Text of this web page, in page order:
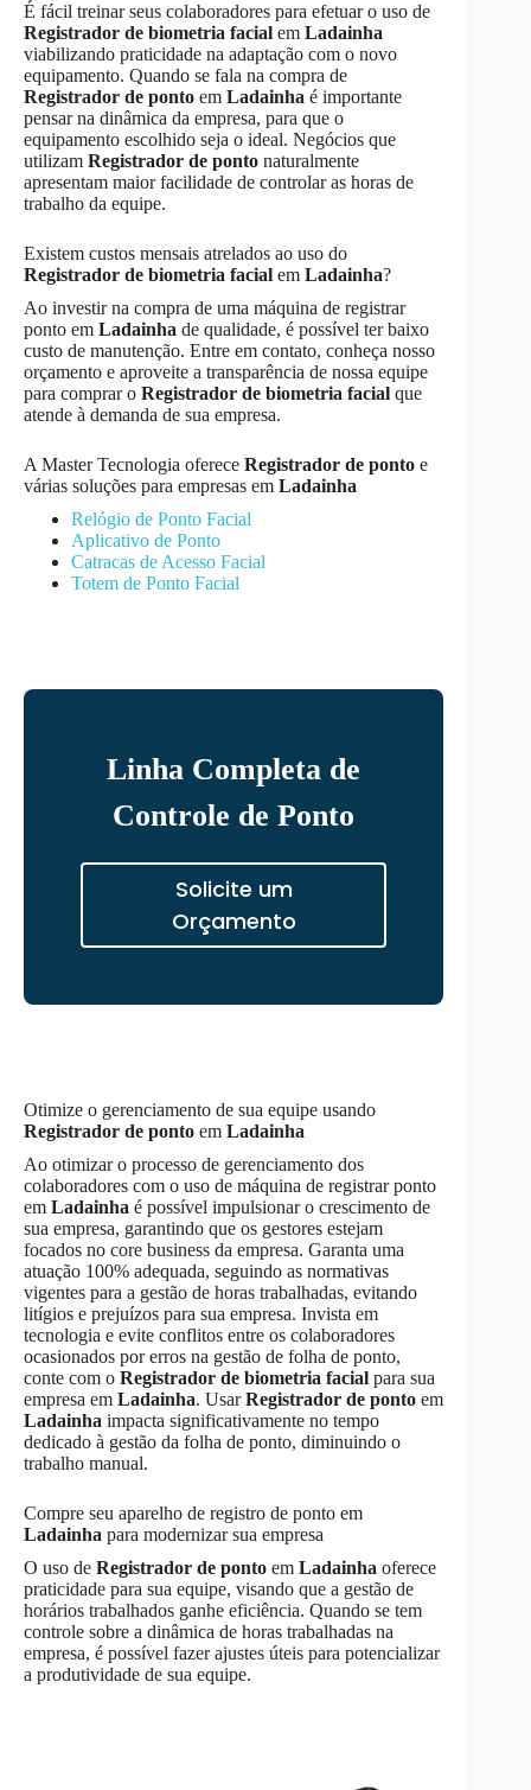
É fácil treinar seus colaboradores para efetuar o uso de
Registrador de biometria facial em Ladainha
viabilizando praticidade na adaptação com o novo
equipamento. Quando se fala na compra de
Registrador de ponto em Ladainha é importante
pensar na dinâmica da empresa, para que o
equipamento escolhido seja o ideal. Negócios que
utilizam Registrador de ponto naturalmente
apresentam maior facilidade de controlar as horas de
trabalho da equipe.
Existem custos mensais atrelados ao uso do
Registrador de biometria facial em Ladainha?
Ao investir na compra de uma máquina de registrar
ponto em Ladainha de qualidade, é possível ter baixo
custo de manutenção. Entre em contato, conheça nosso
orçamento e aproveite a transparência de nossa equipe
para comprar o Registrador de biometria facial que
atende à demanda de sua empresa.
A Master Tecnologia oferece Registrador de ponto e
várias soluções para empresas em Ladainha
Relógio de Ponto Facial
Aplicativo de Ponto
Catracas de Acesso Facial
Totem de Ponto Facial
Linha Completa de
Controle de Ponto
Solicite um
Orçamento
Otimize o gerenciamento de sua equipe usando
Registrador de ponto em Ladainha
Ao otimizar o processo de gerenciamento dos
colaboradores com o uso de máquina de registrar ponto
em Ladainha é possível impulsionar o crescimento de
sua empresa, garantindo que os gestores estejam
focados no core business da empresa. Garanta uma
atuação 100% adequada, seguindo as normativas
vigentes para a gestão de horas trabalhadas, evitando
litígios e prejuízos para sua empresa. Invista em
tecnologia e evite conflitos entre os colaboradores
ocasionados por erros na gestão de folha de ponto,
conte com o Registrador de biometria facial para sua
empresa em Ladainha. UsarRegistrador de ponto em
Ladainha impacta significativamente no tempo
dedicado à gestão da folha de ponto, diminuindo o
trabalho manual.
Compre seu aparelho de registro de ponto em
Ladainha para modernizar sua empresa
O uso de Registrador de ponto em Ladainha oferece
praticidade para sua equipe, visando que a gestão de
horários trabalhados ganhe eficiência. Quando se tem
controle sobre a dinâmica de horas trabalhadas na
empresa, é possível fazer ajustes úteis para potencializar
a produtividade de sua equipe.